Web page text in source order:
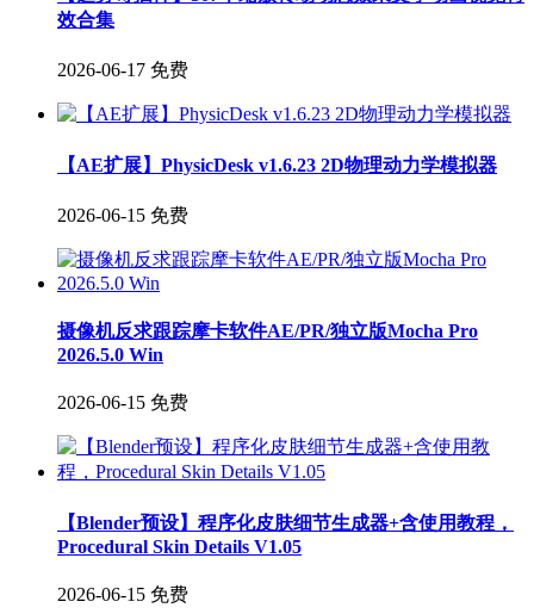
效合集
2026-06-17 免费
【AE扩展】PhysicDesk v1.6.23 2D物理动力学模拟器
2026-06-15 免费
摄像机反求跟踪摩卡软件AE/PR/独立版Mocha Pro
2026.5.0 Win
2026-06-15 免费
【Blender预设】程序化皮肤细节生成器+含使用教程，
Procedural Skin Details V1.05
2026-06-15 免费